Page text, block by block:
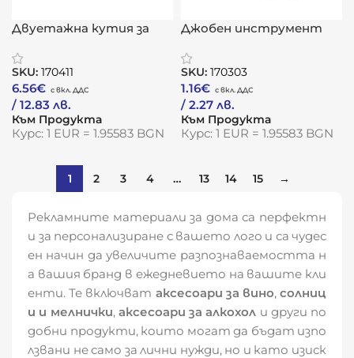
Двуетажна кутия за
SKU: 170411
6.56€
/ 12.83 лв.
Към Продукта
Курс: 1 EUR = 1.95583 BGN
Джобен инструмент
SKU: 170303
1.16€
/ 2.27 лв.
Към Продукта
Курс: 1 EUR = 1.95583 BGN
1 2 3 4 … 13 14 15 →
Рекламните материали за дома са перфектн
и за персонализиране с вашето лого и са чудес
ен начин да увеличите разпознаваемостта н
а вашия бранд в ежедневието на вашите кли
енти. Те включват аксесоари за вино,солниц
и и мелнички, аксесоари за алкохол и други по
добни продукти, които могат да бъдат изпо
лзвани не само за лични нужди, но и като изиск